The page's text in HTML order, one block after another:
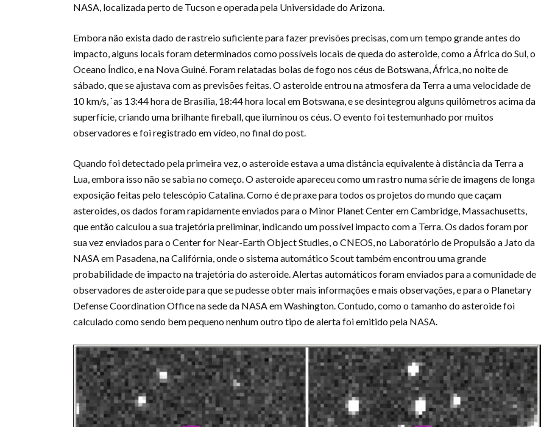
NASA, localizada perto de Tucson e operada pela Universidade do Arizona.
Embora não exista dado de rastreio suficiente para fazer previsões precisas, com um tempo grande antes do
impacto, alguns locais foram determinados como possíveis locais de queda do asteroide, como a África do Sul, o
Oceano Índico, e na Nova Guiné. Foram relatadas bolas de fogo nos céus de Botswana, África, no noite de
sábado, que se ajustava com as previsões feitas. O asteroide entrou na atmosfera da Terra a uma velocidade de
10 km/s, `as 13:44 hora de Brasília, 18:44 hora local em Botswana, e se desintegrou alguns quilômetros acima da
superfície, criando uma brilhante fireball, que iluminou os céus. O evento foi testemunhado por muitos
observadores e foi registrado em vídeo, no final do post.
Quando foi detectado pela primeira vez, o asteroide estava a uma distância equivalente à distância da Terra a
Lua, embora isso não se sabia no começo. O asteroide apareceu como um rastro numa série de imagens de longa
exposição feitas pelo telescópio Catalina. Como é de praxe para todos os projetos do mundo que caçam
asteroides, os dados foram rapidamente enviados para o Minor Planet Center em Cambridge, Massachusetts,
que então calculou a sua trajetória preliminar, indicando um possível impacto com a Terra. Os dados foram por
sua vez enviados para o Center for Near-Earth Object Studies, o CNEOS, no Laboratório de Propulsão a Jato da
NASA em Pasadena, na Califórnia, onde o sistema automático Scout também encontrou uma grande
probabilidade de impacto na trajetória do asteroide. Alertas automáticos foram enviados para a comunidade de
observadores de asteroide para que se pudesse obter mais informações e mais observações, e para o Planetary
Defense Coordination Office na sede da NASA em Washington. Contudo, como o tamanho do asteroide foi
calculado como sendo bem pequeno nenhum outro tipo de alerta foi emitido pela NASA.